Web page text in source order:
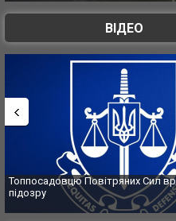
ВІДЕО
Топпосадовцю Повітряних Сил
підозру